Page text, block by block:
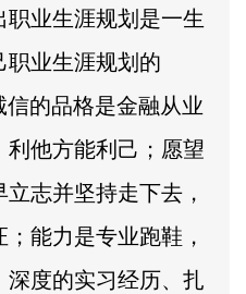
业生涯规划是一生
职业生涯规划的
信的品格是金融从业
他方能利己；愿望
志并坚持走下去，
能力是专业跑鞋，
深度的实习经历、扎